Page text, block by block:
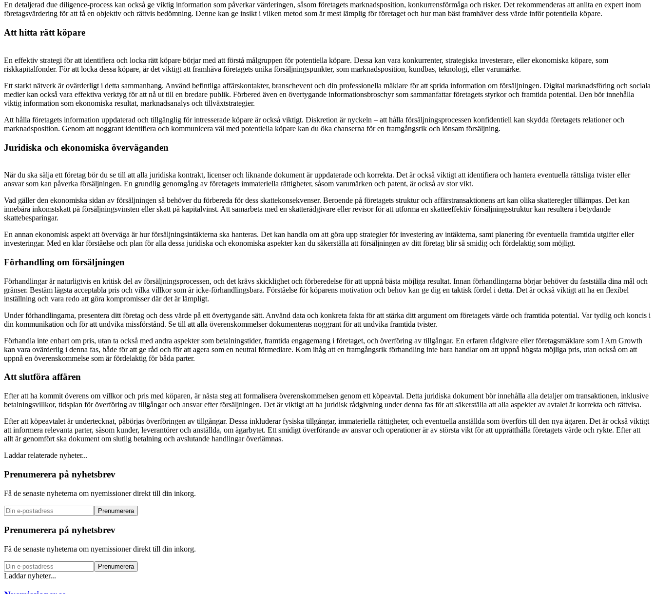
En detaljerad due diligence-process kan också ge viktig information som påverkar värderingen, såsom företagets marknadsposition, konkurrensförmåga och risker. Det rekommenderas att anlita en expert inom
företagsvärdering för att få en objektiv och rättvis bedömning. Denne kan ge insikt i vilken metod som är mest lämplig för företaget och hur man bäst framhäver dess värde inför potentiella köpare.
Att hitta rätt köpare
En effektiv strategi för att identifiera och locka rätt köpare börjar med att förstå målgruppen för potentiella köpare. Dessa kan vara konkurrenter, strategiska investerare, eller ekonomiska köpare, som
riskkapitalfonder. För att locka dessa köpare, är det viktigt att framhäva företagets unika försäljningspunkter, som marknadsposition, kundbas, teknologi, eller varumärke.
Ett starkt nätverk är ovärderligt i detta sammanhang. Använd befintliga affärskontakter, branschevent och din professionella mäklare för att sprida information om försäljningen. Digital marknadsföring och sociala
medier kan också vara effektiva verktyg för att nå ut till en bredare publik. Förbered även en övertygande informationsbroschyr som sammanfattar företagets styrkor och framtida potential. Den bör innehålla
viktig information som ekonomiska resultat, marknadsanalys och tillväxtstrategier.
Att hålla företagets information uppdaterad och tillgänglig för intresserade köpare är också viktigt. Diskretion är nyckeln – att hålla försäljningsprocessen konfidentiell kan skydda företagets relationer och
marknadsposition. Genom att noggrant identifiera och kommunicera väl med potentiella köpare kan du öka chanserna för en framgångsrik och lönsam försäljning.
Juridiska och ekonomiska överväganden
När du ska sälja ett företag bör du se till att alla juridiska kontrakt, licenser och liknande dokument är uppdaterade och korrekta. Det är också viktigt att identifiera och hantera eventuella rättsliga tvister eller
ansvar som kan påverka försäljningen. En grundlig genomgång av företagets immateriella rättigheter, såsom varumärken och patent, är också av stor vikt.
Vad gäller den ekonomiska sidan av försäljningen så behöver du förbereda för dess skattekonsekvenser. Beroende på företagets struktur och affärstransaktionens art kan olika skatteregler tillämpas. Det kan
innebära inkomstskatt på försäljningsvinsten eller skatt på kapitalvinst. Att samarbeta med en skatterådgivare eller revisor för att utforma en skatteeffektiv försäljningsstruktur kan resultera i betydande
skattebesparingar.
En annan ekonomisk aspekt att överväga är hur försäljningsintäkterna ska hanteras. Det kan handla om att göra upp strategier för investering av intäkterna, samt planering för eventuella framtida utgifter eller
investeringar. Med en klar förståelse och plan för alla dessa juridiska och ekonomiska aspekter kan du säkerställa att försäljningen av ditt företag blir så smidig och fördelaktig som möjligt.
Förhandling om försäljningen
Förhandlingar är naturligtvis en kritisk del av försäljningsprocessen, och det krävs skicklighet och förberedelse för att uppnå bästa möjliga resultat. Innan förhandlingarna börjar behöver du fastställa dina mål och
gränser. Bestäm lägsta acceptabla pris och vilka villkor som är icke-förhandlingsbara. Förståelse för köparens motivation och behov kan ge dig en taktisk fördel i detta. Det är också viktigt att ha en flexibel
inställning och vara redo att göra kompromisser där det är lämpligt.
Under förhandlingarna, presentera ditt företag och dess värde på ett övertygande sätt. Använd data och konkreta fakta för att stärka ditt argument om företagets värde och framtida potential. Var tydlig och koncis i
din kommunikation och för att undvika missförstånd. Se till att alla överenskommelser dokumenteras noggrant för att undvika framtida tvister.
Förhandla inte enbart om pris, utan ta också med andra aspekter som betalningstider, framtida engagemang i företaget, och överföring av tillgångar. En erfaren rådgivare eller företagsmäklare som I Am Growth
kan vara ovärderlig i denna fas, både för att ge råd och för att agera som en neutral förmedlare. Kom ihåg att en framgångsrik förhandling inte bara handlar om att uppnå högsta möjliga pris, utan också om att
uppnå en överenskommelse som är fördelaktig för båda parter.
Att slutföra affären
Efter att ha kommit överens om villkor och pris med köparen, är nästa steg att formalisera överenskommelsen genom ett köpeavtal. Detta juridiska dokument bör innehålla alla detaljer om transaktionen, inklusive
betalningsvillkor, tidsplan för överföring av tillgångar och ansvar efter försäljningen. Det är viktigt att ha juridisk rådgivning under denna fas för att säkerställa att alla aspekter av avtalet är korrekta och rättvisa.
Efter att köpeavtalet är undertecknat, påbörjas överföringen av tillgångar. Dessa inkluderar fysiska tillgångar, immateriella rättigheter, och eventuella anställda som överförs till den nya ägaren. Det är också viktigt
att informera relevanta parter, såsom kunder, leverantörer och anställda, om ägarbytet. Ett smidigt överförande av ansvar och operationer är av största vikt för att upprätthålla företagets värde och rykte. Efter att
allt är genomfört ska dokument om slutlig betalning och avslutande handlingar överlämnas.
Laddar relaterade nyheter...
Prenumerera på nyhetsbrev
Få de senaste nyheterna om nyemissioner direkt till din inkorg.
Prenumerera
Prenumerera på nyhetsbrev
Få de senaste nyheterna om nyemissioner direkt till din inkorg.
Prenumerera
Laddar nyheter...